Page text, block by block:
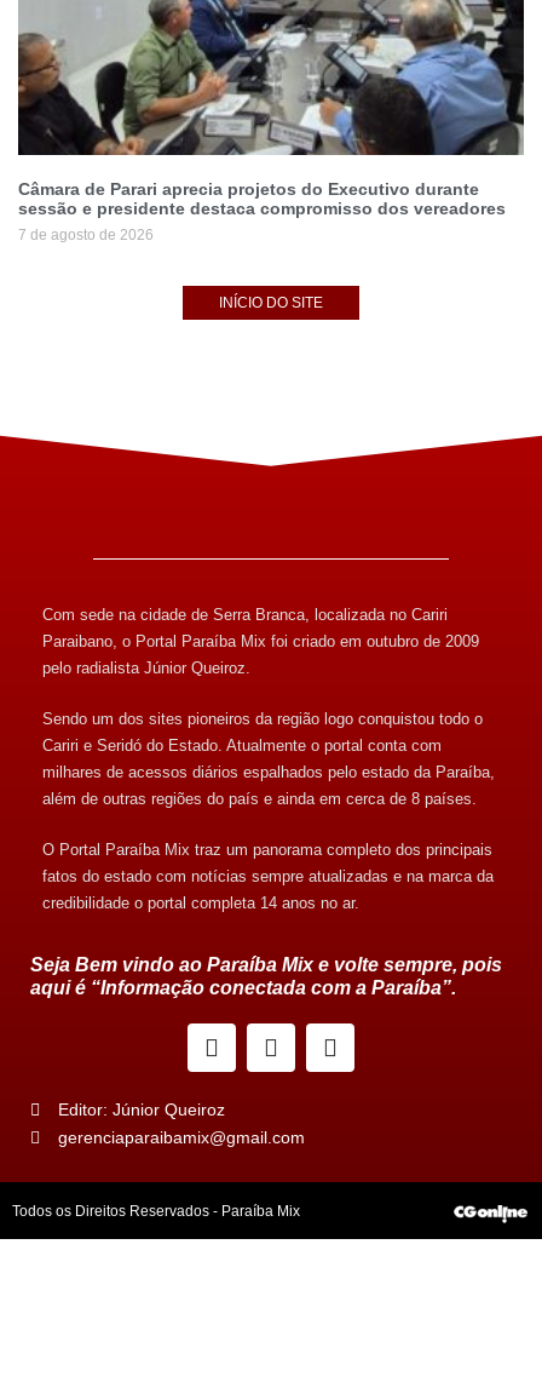
Câmara de Parari aprecia projetos do Executivo durante
sessão e presidente destaca compromisso dos vereadores
7 de agosto de 2026
INÍCIO DO SITE
Com sede na cidade de Serra Branca, localizada no Cariri
Paraibano, o Portal Paraíba Mix foi criado em outubro de 2009
pelo radialista Júnior Queiroz.
Sendo um dos sites pioneiros da região logo conquistou todo o
Cariri e Seridó do Estado. Atualmente o portal conta com
milhares de acessos diários espalhados pelo estado da Paraíba,
além de outras regiões do país e ainda em cerca de 8 países.
O Portal Paraíba Mix traz um panorama completo dos principais
fatos do estado com notícias sempre atualizadas e na marca da
credibilidade o portal completa 14 anos no ar.
Seja Bem vindo ao Paraíba Mix e volte sempre, pois
aqui é “Informação conectada com a Paraíba”.
Editor: Júnior Queiroz
gerenciaparaibamix@gmail.com
Todos os Direitos Reservados - Paraíba Mix